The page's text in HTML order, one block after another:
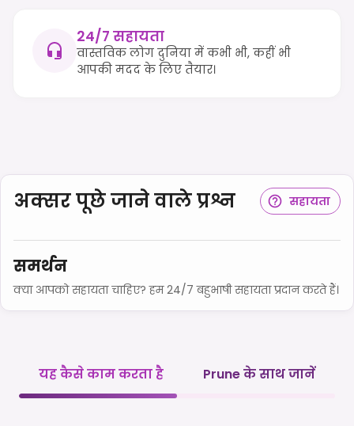
24/7 सहायता
वास्तविक लोग दुनिया में कभी भी, कहीं भी
आपकी मदद के लिए तैयार।
अक्सर पूछे जाने वाले प्रश्न सहायता
समर्थन
क्या आपको सहायता चाहिए? हम 24/7 बहुभाषी सहायता प्रदान करते हैं।
यह कैसे काम करता है Prune के साथ जानें